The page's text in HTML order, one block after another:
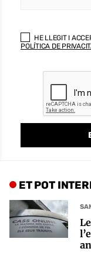
HE LLEGIT I
POLÍTICA DE
ET POT